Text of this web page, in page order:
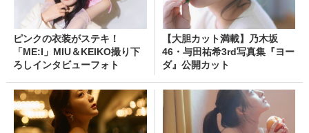
ピンクの衣装がステキ！
「ME:I」MIU＆KEIKO撮り下
ろしインタビューフォト
【大胆カット満載】乃木坂
46・与田祐希3rd写真集『ヨー
ダ』公開カット